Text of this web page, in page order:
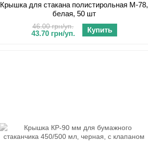
Крышка для стакана полистирольная М-78,
белая, 50 шт
46.00 грн/уп.
43.70 грн/уп. Купить